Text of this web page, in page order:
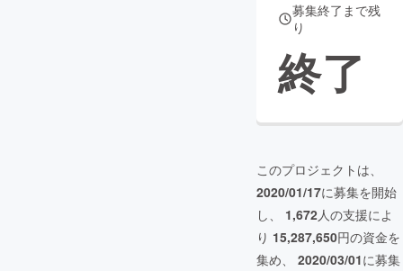
募集終了まで残
り
終了
このプロジェクトは、
2020/01/17に募集を開始
し、 1,672人の支援によ
り 15,287,650円の資金を
集め、 2020/03/01に募集